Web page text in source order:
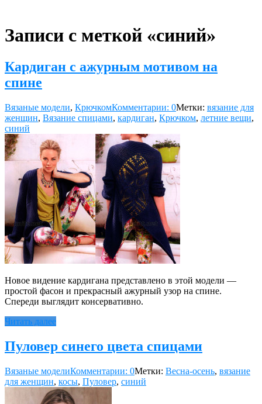
Записи с меткой «синий»
Кардиган с ажурным мотивом на
спине
Вязаные модели, КрючкомКомментарии: 0Метки: вязание для
женщин, Вязание спицами, кардиган, Крючком, летние вещи,
синий
Новое видение кардигана представлено в этой модели —
простой фасон и прекрасный ажурный узор на спине.
Спереди выглядит консервативно.
Читать далее
Пуловер синего цвета спицами
Вязаные моделиКомментарии: 0Метки: Весна-осень, вязание
для женщин, косы, Пуловер, синий